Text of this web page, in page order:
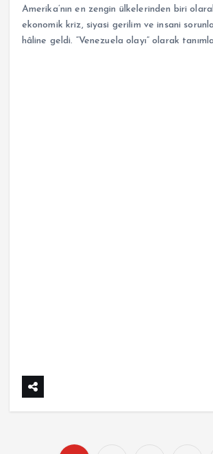
Amerika’nın en zengin ülkelerinden biri
ekonomik kriz, siyasi gerilim ve insani
hâline geldi. “Venezuela olayı” olarak